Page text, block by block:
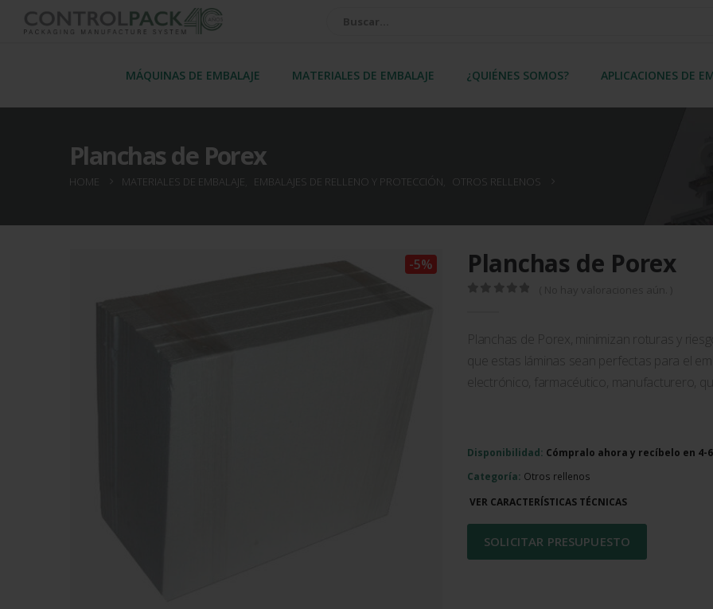
MÁQUINAS DE EMBALAJE MATERIALES DE EMBALAJE ¿QUIÉNES SOMOS? APLICACIONES DE
Planchas de Porex
HOME MATERIALES DE EMBALAJE EMBALAJES DE RELLENO Y PROTECCIÓN OTROS RELLENOS
-5% Planchas de Porex
Planchas de Porex, minimizan roturas y
que estas láminas sean perfectas para el
electrónico, farmacéutico, manufacturero,
Disponibilidad: Cómpralo ahora y recíbelo en 4-
Categoría: Otros rellenos
VER CARACTERÍSTICAS TÉCNICAS
SOLICITAR PRESUPUESTO